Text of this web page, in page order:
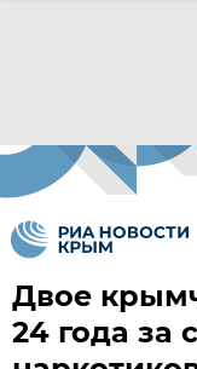
Двое
24 года за